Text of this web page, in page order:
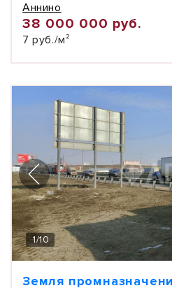
Аннино
38 000 000 руб.
7 руб./м²
1/10
Земля